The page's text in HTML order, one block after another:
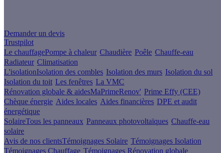
Demander un devis
Trustpilot
Le chauffagePompe à chaleur Chaudière Poêle Chauffe-eau
Radiateur Climatisation
L'isolationIsolation des combles Isolation des murs Isolation du sol
Isolation du toit Les fenêtres La VMC
Rénovation globale & aidesMaPrimeRenov' Prime Effy (CEE)
Chèque énergie Aides locales Aides financières DPE et audit
énergétique
SolaireTous les panneaux Panneaux photovoltaïques Chauffe-eau
solaire
Avis de nos clientsTémoignages Solaire Témoignages Isolation
Témoignages Chauffage Témoignages Rénovation globale